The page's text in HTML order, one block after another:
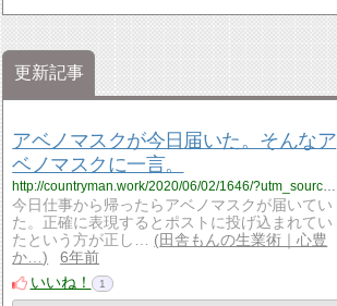
更新記事
アベノマスクが今日届いた。そんなア
ベノマスクに一言。
http://countryman.work/2020/06/02/1646/?utm_source=rss&utm_medium=rss&utm_campaign=%25e3%2582%25a2%25e3%2583%2599%25e3%2583%258e%25e3%2583%259e%25e3%2582%25b9%25e3%2582%25af%25e3%2581%258c%25e4%25bb%258a%25e6%2597%25a5%25e5%25b1%258a%25e3%2581%2584%25e3%2581%259f%25e3%2580%2582%25e3%2581%259d%25e3%2582%2593%25e3%2581%25aa%25e3%2582%25a2%25e3%2583%2599%25e3%2583%258e%25e3%2583%259e%25e3%2582%25b9%25e3%2582%25af
今日仕事から帰ったらアベノマスクが届いてい
た。正確に表現するとポストに投げ込まれてい
たという方が正し…
田舎もんの生業術｜心豊
か…
6年前
いいね！
1